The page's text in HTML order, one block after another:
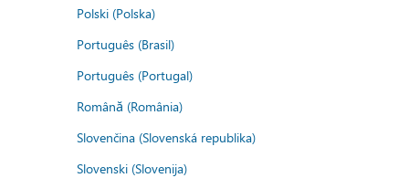
Polski (Polska)
Português (Brasil)
Português (Portugal)
Română (România)
Slovenčina (Slovenská republika)
Slovenski (Slovenija)